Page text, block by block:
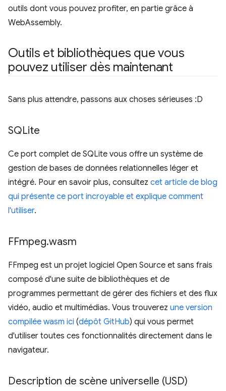
outils dont vous pouvez profiter, en partie grâce à
WebAssembly.
Outils et bibliothèques que vous
pouvez utiliser dès maintenant
Sans plus attendre, passons aux choses sérieuses :D
SQLite
Ce port complet de SQLite vous offre un système de
gestion de bases de données relationnelles léger et
intégré. Pour en savoir plus, consultez cet article de blog
qui présente ce port incroyable et explique comment
l'utiliser.
FFmpeg.wasm
FFmpeg est un projet logiciel Open Source et sans frais
composé d'une suite de bibliothèques et de
programmes permettant de gérer des fichiers et des flux
vidéo, audio et multimédias. Vous trouverez une version
compilée wasm ici (dépôt GitHub) qui vous permet
d'utiliser toutes ces fonctionnalités directement dans le
navigateur.
Description de scène universelle (USD)